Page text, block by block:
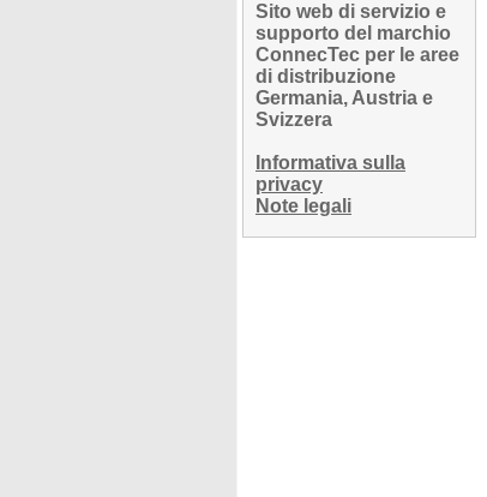
Sito web di servizio e
supporto del marchio
ConnecTec per le aree
di distribuzione
Germania, Austria e
Svizzera
Informativa sulla
privacy
Note legali